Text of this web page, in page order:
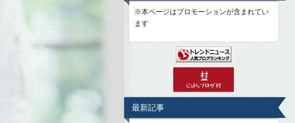
※本ページはプロモーションが含まれてい
ます
最新記事